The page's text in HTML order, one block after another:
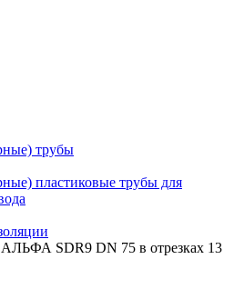
трубы
пластиковые трубы для
SDR9 DN 75 в отрезках 13